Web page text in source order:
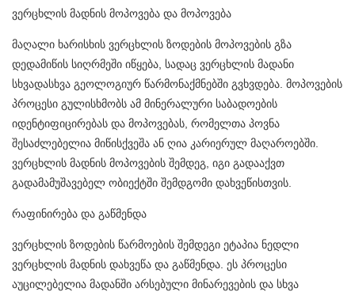
ვერცხლის მადნის მოპოვება და მოპოვება
მაღალი ხარისხის ვერცხლის ზოდების მოპოვების გზა
დედამიწის სიღრმეში იწყება, სადაც ვერცხლის მადანი
სხვადასხვა გეოლოგიურ წარმონაქმნებში გვხვდება. მოპოვების
პროცესი გულისხმობს ამ მინერალური საბადოების
იდენტიფიცირებას და მოპოვებას, რომელთა პოვნა
შესაძლებელია მიწისქვეშა ან ღია კარიერულ მაღაროებში.
ვერცხლის მადნის მოპოვების შემდეგ, იგი გადააქვთ
გადამამუშავებელ ობიექტში შემდგომი დახვეწისთვის.
რაფინირება და გაწმენდა
ვერცხლის ზოდების წარმოების შემდეგი ეტაპია ნედლი
ვერცხლის მადნის დახვეწა და გაწმენდა. ეს პროცესი
აუცილებელია მადანში არსებული მინარევების და სხვა